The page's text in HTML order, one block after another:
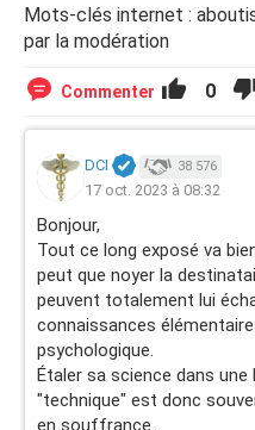
Mots-clés internet :
par la modération
Commenter 0
DCI 38 576
17 oct. 2023 à 08:32
Bonjour,
Tout ce long exposé va
peut que noyer la
peuvent totalement lui
connaissances
psychologique.
Étaler sa science dans
"technique" est donc
en souffrance.